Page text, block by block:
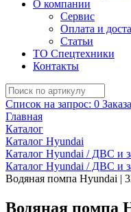
О компании
Сервис
Оплата и
Статьи
ТО Спецтехники
Контакты
Список на запрос: 0
Главная
Каталог
Каталог Hyundai
Каталог Hyundai / ДВС и
Каталог Hyundai / ДВС и
Водяная помпа Hyundai |
Водяная помпа